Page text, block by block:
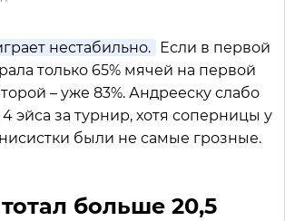
нестабильно. Если в первой
только 65% мячей на первой
– уже 83%. Андрееску слабо
4 эйса за турнир, хотя соперницы у
были не самые грозные.
больше 20,5